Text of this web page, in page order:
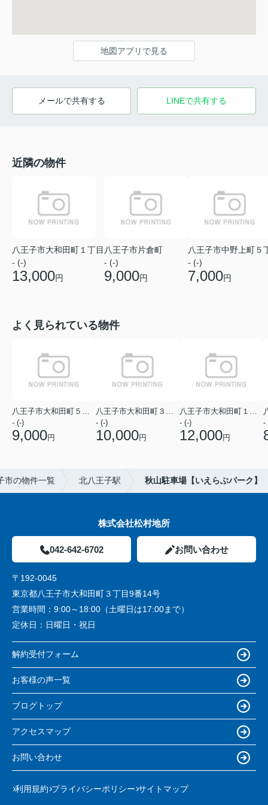
地図アプリで見る
メールで共有する LINEで共有する
近隣の物件
八王子市大和田町１丁目
- (-)
13,000円
八王子市片倉町
- (-)
9,000円
八王子市中野上町５
- (-)
7,000円
よく見られている物件
- (-)
9,000円
- (-)
10,000円
- (-)
12,000円
-
市の物件一覧 北八王子駅 秋山駐車場【いえらぶパーク】
株式会社松村地所
042-642-6702 お問い合わせ
〒192-0045
東京都八王子市大和田町３丁目9番14号
営業時間： 9:00～18:00（土曜日は17:00まで）
定休日： 日曜日・祝日
解約受付フォーム
お客様の声一覧
ブログトップ
アクセスマップ
お問い合わせ
利用規約 プライバシーポリシー サイトマップ